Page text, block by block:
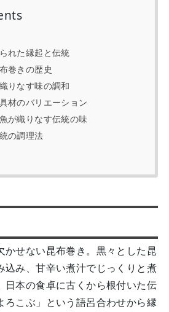
れた縁起と伝統
巻きの歴史
りなす味の調和
材のバリエーション
が織りなす伝統の味
の調理法
かせない昆布巻き。黒々とした昆
込み、甘辛い煮汁でじっくりと煮
日本の食卓に古くから根付いた伝
ろこぶ」という語呂合わせから縁